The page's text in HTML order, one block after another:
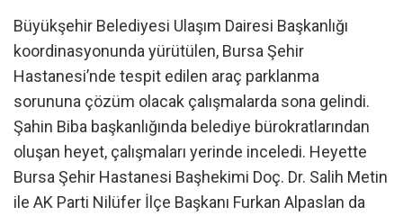
Büyükşehir Belediyesi Ulaşım Dairesi Başkanlığı
koordinasyonunda yürütülen, Bursa Şehir
Hastanesi’nde tespit edilen araç parklanma
sorununa çözüm olacak çalışmalarda sona gelindi.
Şahin Biba başkanlığında belediye bürokratlarından
oluşan heyet, çalışmaları yerinde inceledi. Heyette
Bursa Şehir Hastanesi Başhekimi Doç. Dr. Salih Metin
ile AK Parti Nilüfer İlçe Başkanı Furkan Alpaslan da